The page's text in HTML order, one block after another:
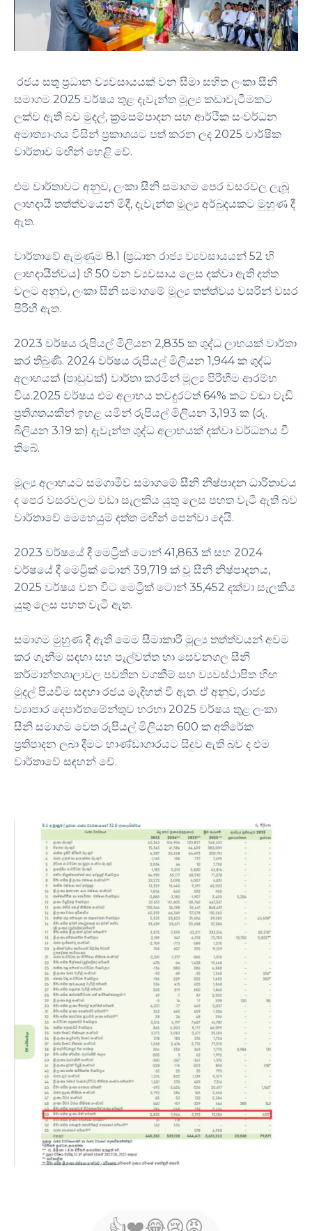
රජය සතු ප්‍රධාන ව්‍යවසායයක් වන සීමා සහිත ලංකා සීනි
සමාගම 2025 වර්ෂය තුළ දැවැන්ත මූල්‍ය කඩාවැටීමකට
ලක්ව ඇති බව මුදල්, ක්‍රමසම්පාදන සහ ආර්ථික සංවර්ධන
අමාත්‍යාංශය විසින් ප්‍රකාශයට පත් කරන ලද 2025 වාර්ෂික
වාර්තාව මඟින් හෙළි වේ.
එම වාර්තාවට අනුව, ලංකා සීනි සමාගම පෙර වසරවල ලැබූ
ලාභදායී තත්ත්වයෙන් මිදී, දැවැන්ත මූල්‍ය අර්බුදයකට මුහුණ දී
ඇත.
වාර්තාවේ ඇමුණුම 8.1 (ප්‍රධාන රාජ්‍ය ව්‍යවසායයන් 52 හි
ලාභදායීත්වය) හි 50 වන ව්‍යවසාය ලෙස දක්වා ඇති දත්ත
වලට අනුව, ලංකා සීනි සමාගමේ මූල්‍ය තත්ත්වය වසරින් වසර
පිරිහී ඇත.
2023 වර්ෂය රුපියල් මිලියන 2,835 ක ශුද්ධ ලාභයක් වාර්තා
කර තිබුණි. 2024 වර්ෂය රුපියල් මිලියන 1,944 ක ශුද්ධ
අලාභයක් (පාඩුවක්) වාර්තා කරමින් මූල්‍ය පිරිහීම ආරම්භ
විය.2025 වර්ෂය එම අලාභය තවදුරටත් 64% කට වඩා වැඩි
ප්‍රතිශතයකින් ඉහළ යමින් රුපියල් මිලියන 3,193 ක (රු.
බිලියන 3.19 ක) දැවැන්ත ශුද්ධ අලාභයක් දක්වා වර්ධනය වී
තිබේ.
මූල්‍ය අලාභයට සමගාමීව සමාගමේ සීනි නිෂ්පාදන ධාරිතාවය
ද පෙර වසරවලට වඩා සැලකිය යුතු ලෙස පහත වැටී ඇති බව
වාර්තාවේ මෙහෙයුම් දත්ත මඟින් පෙන්වා දෙයි.
2023 වර්ෂයේ දී මෙට්‍රික් ටොන් 41,863 ක් සහ 2024
වර්ෂයේ දී මෙට්‍රික් ටොන් 39,719 ක් වූ සීනි නිෂ්පාදනය,
2025 වර්ෂය වන විට මෙට්‍රික් ටොන් 35,452 දක්වා සැලකිය
යුතු ලෙස පහත වැටී ඇත.
සමාගම මුහුණ දී ඇති මෙම සීමාකාරී මූල්‍ය තත්ත්වයන් අවම
කර ගැනීම සඳහා සහ පැල්වත්ත හා සෙවනගල සීනි
කර්මාන්තශාලාවල පවතින වගකීම් සහ ව්‍යවස්ථාපිත හිඟ
මුදල් පියවීම සඳහා රජය මැදිහත් වී ඇත. ඒ අනුව, රාජ්‍ය
ව්‍යාපාර දෙපාර්තමේන්තුව හරහා 2025 වර්ෂය තුළ ලංකා
සීනි සමාගම වෙත රුපියල් මිලියන 600 ක අතිරේක
ප්‍රතිපාදන ලබා දීමට භාණ්ඩාගාරයට සිදුව ඇති බව ද එම
වාර්තාවේ සඳහන් වේ.